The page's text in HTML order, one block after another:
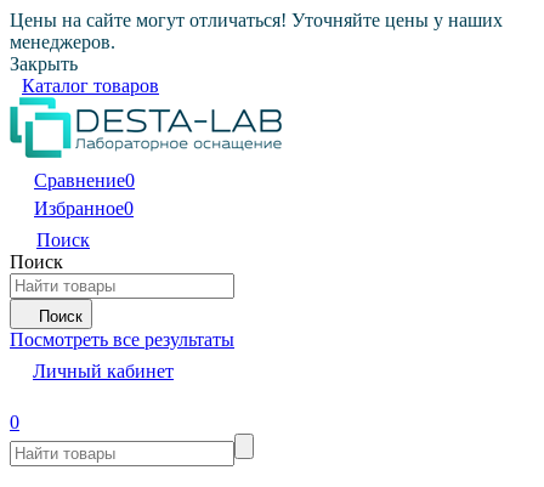
Цены на сайте могут отличаться! Уточняйте цены у наших
менеджеров.
Закрыть
Каталог товаров
Сравнение0
Избранное0
Поиск
Поиск
Поиск
Посмотреть все результаты
Личный кабинет
0